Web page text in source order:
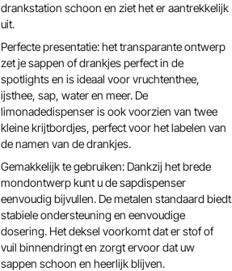
drankstation schoon en ziet het er aantrekkelijk
uit.
Perfecte presentatie: het transparante ontwerp
zet je sappen of drankjes perfect in de
spotlights en is ideaal voor vruchtenthee,
ijsthee, sap, water en meer. De
limonadedispenser is ook voorzien van twee
kleine krijtbordjes, perfect voor het labelen van
de namen van de drankjes.
Gemakkelijk te gebruiken: Dankzij het brede
mondontwerp kunt u de sapdispenser
eenvoudig bijvullen. De metalen standaard biedt
stabiele ondersteuning en eenvoudige
dosering. Het deksel voorkomt dat er stof of
vuil binnendringt en zorgt ervoor dat uw
sappen schoon en heerlijk blijven.